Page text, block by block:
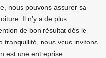
nous pouvons assurer sa
Il n’y a de plus
de bon résultat dès le
tranquillité, nous vous invitons
est une entreprise